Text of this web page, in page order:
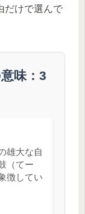
だけで選んで
味：3
雄大な自
（てー
徴してい